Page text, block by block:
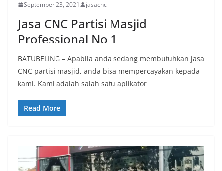
September 23, 2021 jasacnc
Jasa CNC Partisi Masjid
Professional No 1
BATUBELING – Apabila anda sedang membutuhkan jasa
CNC partisi masjid, anda bisa mempercayakan kepada
kami. Kami adalah salah satu aplikator
Read More